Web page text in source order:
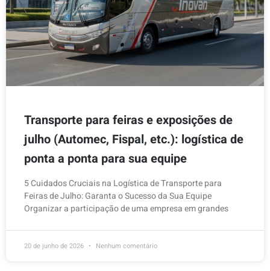
Transporte para feiras e exposições de
julho (Automec, Fispal, etc.): logística de
ponta a ponta para sua equipe
5 Cuidados Cruciais na Logística de Transporte para
Feiras de Julho: Garanta o Sucesso da Sua Equipe
Organizar a participação de uma empresa em grandes
20 de junho de 2026 Nenhum comentário